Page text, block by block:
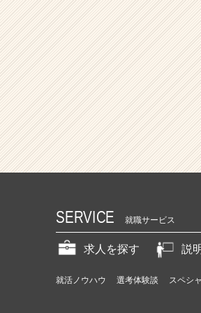
SERVICE 就職サービス
求人を探す 説
就活ノウハウ 選考体験談 スペシ